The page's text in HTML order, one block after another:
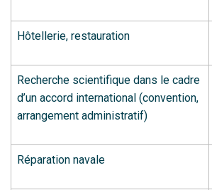
Hôtellerie, restauration
Recherche scientifique dans le cadre
d’un accord international (convention,
arrangement administratif)
Réparation navale